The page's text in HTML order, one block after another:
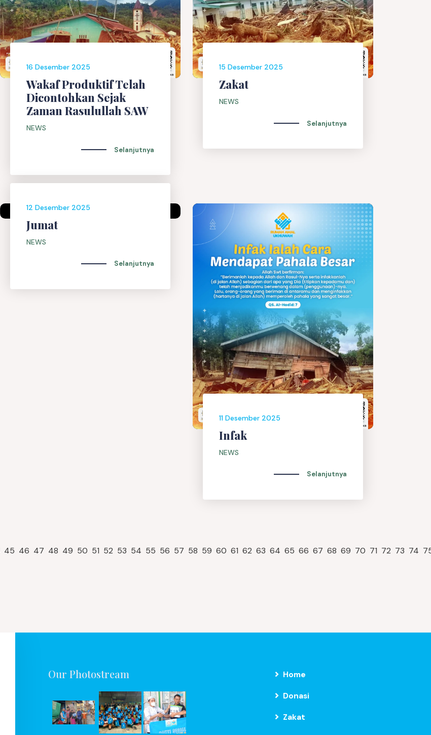
16 Desember 2025
Wakaf Produktif Telah
Dicontohkan Sejak
Zaman Rasulullah SAW
NEWS
Selanjutnya
15 Desember 2025
Zakat
NEWS
Selanjutnya
12 Desember 2025
Jumat
NEWS
Selanjutnya
11 Desember 2025
Infak
NEWS
Selanjutnya
45 46 47 48 49 50 51 52 53 54 55 56 57 58 59 60 61 62 63 64 65 66 67 68 69 70 71 72 73 74
Our Photostream Home
Donasi
Zakat